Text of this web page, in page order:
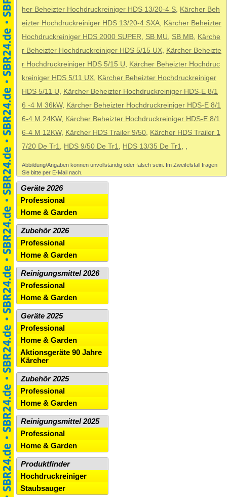
her Beheizter Hochdruckreiniger HDS 13/20-4 S Kärcher Beh
eizter Hochdruckreiniger HDS 13/20-4 SXA Kärcher Beheizter
Hochdruckreiniger HDS 2000 SUPER
SB MU SB MB Kärche
r Beheizter Hochdruckreiniger HDS 5/15 UX Kärcher Beheizte
r Hochdruckreiniger HDS 5/15 U
Kärcher Beheizter Hochdruc
kreiniger HDS 5/11 UX Kärcher Beheizter Hochdruckreiniger
HDS 5/11 U
Kärcher Beheizter Hochdruckreiniger HDS-E 8/1
6 -4 M 36kW, Kärcher Beheizter Hochdruckreiniger HDS-E 8/1
6-4 M 24KW, Kärcher Beheizter Hochdruckreiniger HDS-E 8/1
6-4 M 12KW, Kärcher HDS Trailer 9/50 Kärcher HDS Trailer 1
7/20 De Tr1
HDS 9/50 De Tr1 HDS 13/35 De Tr1
Abbildung/Angaben können unvollständig oder falsch sein. Im Zweifelsfall fragen
Sie bitte per E-Mail nach.
Geräte 2026
Professional
Home & Garden
Zubehör 2026
Professional
Home & Garden
Reinigungsmittel 2026
Professional
Home & Garden
Geräte 2025
Professional
Home & Garden
Aktionsgeräte 90 Jahre
Kärcher
Zubehör 2025
Professional
Home & Garden
Reinigungsmittel 2025
Professional
Home & Garden
Produktfinder
Hochdruckreiniger
Staubsauger